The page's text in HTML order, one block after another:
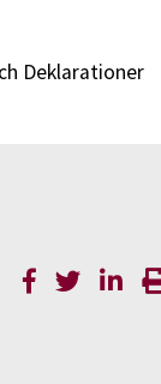
Deklarationer